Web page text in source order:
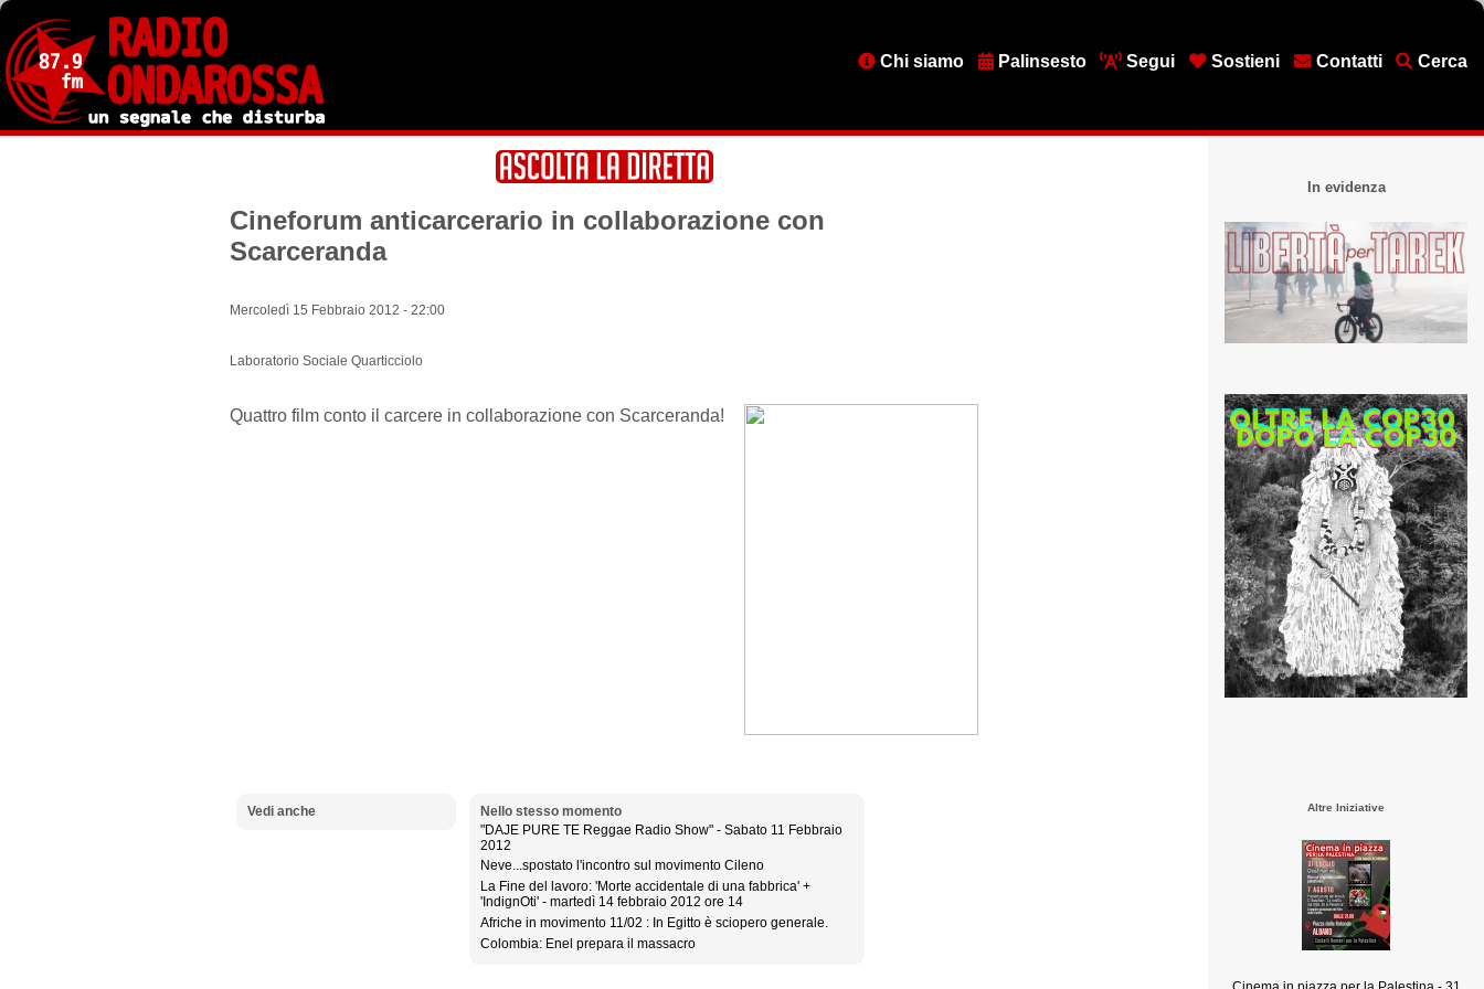
Salta
contenuto
principale
MenuChi siamo Palinsesto Segui Sostieni Contatti Cerca
Cineforum anticarcerario in collaborazione con
Scarceranda
Mercoledì 15 Febbraio 2012 - 22:00
Laboratorio Sociale Quarticciolo
Quattro film conto il carcere in collaborazione con Scarceranda!
Vedi anche
Nello stesso momento
"DAJE PURE TE Reggae Radio Show" - Sabato 11 Febbraio
2012
Neve...spostato l'incontro sul movimento Cileno
La Fine del lavoro: 'Morte accidentale di una fabbrica' +
'IndignOti' - martedì 14 febbraio 2012 ore 14
Afriche in movimento 11/02 : In Egitto è sciopero generale.
Colombia: Enel prepara il massacro
In evidenza
Altre Iniziative